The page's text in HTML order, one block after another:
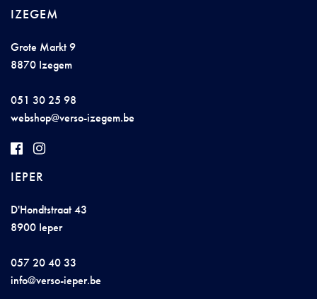
IZEGEM
Grote Markt 9
8870 Izegem
051 30 25 98
webshop@verso-izegem.be
IEPER
D'Hondtstraat 43
8900 Ieper
057 20 40 33
info@verso-ieper.be